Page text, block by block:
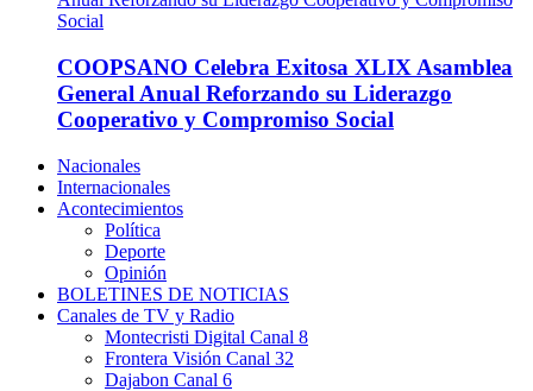
COOPSANO Celebra Exitosa XLIX Asamblea
General Anual Reforzando su Liderazgo
Cooperativo y Compromiso Social
Nacionales
Internacionales
Acontecimientos
Política
Deporte
Opinión
BOLETINES DE NOTICIAS
Canales de TV y Radio
Montecristi Digital Canal 8
Frontera Visión Canal 32
Dajabon Canal 6